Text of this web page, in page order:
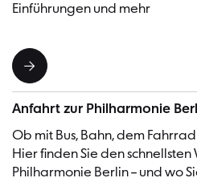
Einführungen und mehr
Anfahrt zur Philharmonie
Ob mit Bus, Bahn, dem
Hier finden Sie den schnellsten
Philharmonie Berlin – und wo